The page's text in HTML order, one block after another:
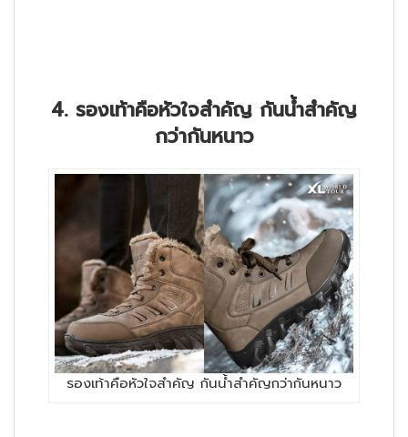
4. รองเท้าคือหัวใจสำคัญ กันน้ำสำคัญ
กว่ากันหนาว
รองเท้าคือหัวใจสำคัญ กันน้ำสำคัญกว่ากันหนาว